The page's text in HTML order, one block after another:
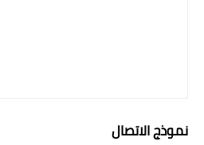
نموذج الاتصال